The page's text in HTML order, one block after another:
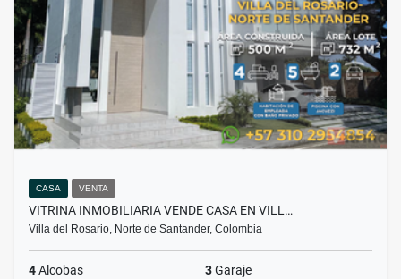
CASA VENTA
VITRINA INMOBILIARIA VENDE CASA EN VILL…
Villa del Rosario, Norte de Santander, Colombia
4Alcobas 3Garaje